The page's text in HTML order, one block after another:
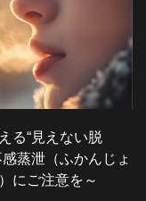
る“見えない脱
感蒸泄（ふかんじょ
にご注意を～